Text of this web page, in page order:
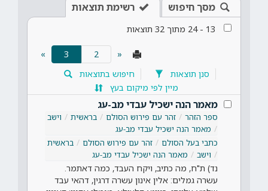
מסך חיפוש רשימת תוצאות
13
-
24 מתוך 32 תוצאות
«
3
(current)
»
סנן תוצאות
חיפוש בתוצאות
מיין לפי מיקום בעץ
מאמר הנה ישכיל עבדי מב-עג
ספר הזהר זהר עם פירוש הסולם בראשית
וישב
מאמר הנה ישכיל עבדי מב-עג
כתבי בעל הסולם
זהר עם פירוש הסולם
בראשית
וישב
מאמר הנה ישכיל עבדי מב-עג
נד) ת"ח, מה כתיב, ויקח העבד, כמה דאתמר.
עשרה גמלים: אלין אינון עשרה דרגין, דהאי עבד